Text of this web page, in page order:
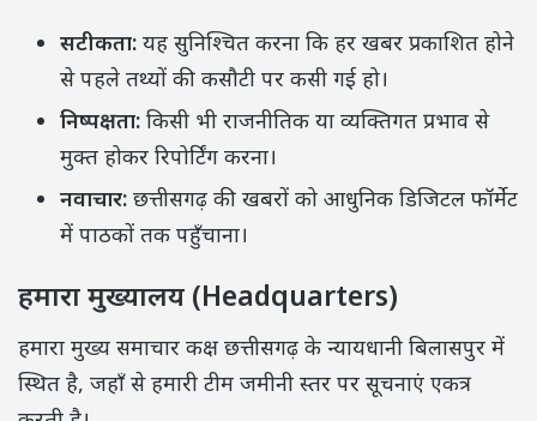
सटीकता: यह सुनिश्चित करना कि हर खबर प्रकाशित होने
से पहले तथ्यों की कसौटी पर कसी गई हो।
निष्पक्षता: किसी भी राजनीतिक या व्यक्तिगत प्रभाव से
मुक्त होकर रिपोर्टिंग करना।
नवाचार: छत्तीसगढ़ की खबरों को आधुनिक डिजिटल फॉर्मेट
में पाठकों तक पहुँचाना।
हमारा मुख्यालय (Headquarters)
हमारा मुख्य समाचार कक्ष छत्तीसगढ़ के न्यायधानी बिलासपुर में
स्थित है, जहाँ से हमारी टीम जमीनी स्तर पर सूचनाएं एकत्र